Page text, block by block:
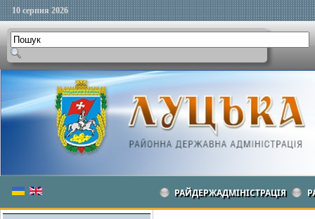
10 серпня 2026
РАЙДЕРЖАДМІНІСТРАЦІЯ